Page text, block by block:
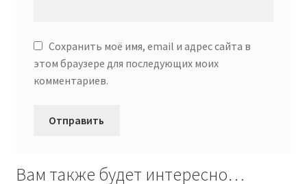
Сохранить моё имя, email и адрес сайта в
этом браузере для последующих моих
комментариев.
Вам также будет интересно…